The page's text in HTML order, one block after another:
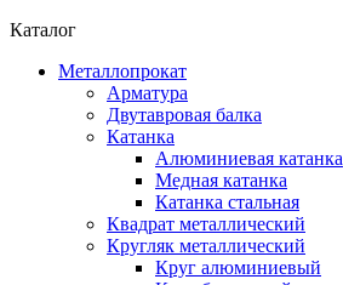
Каталог
Металлопрокат
Арматура
Двутавровая балка
Катанка
Алюминиевая катанка
Медная катанка
Катанка стальная
Квадрат металлический
Кругляк металлический
Круг алюминиевый